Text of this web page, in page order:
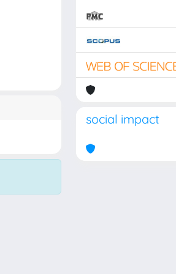
social impact